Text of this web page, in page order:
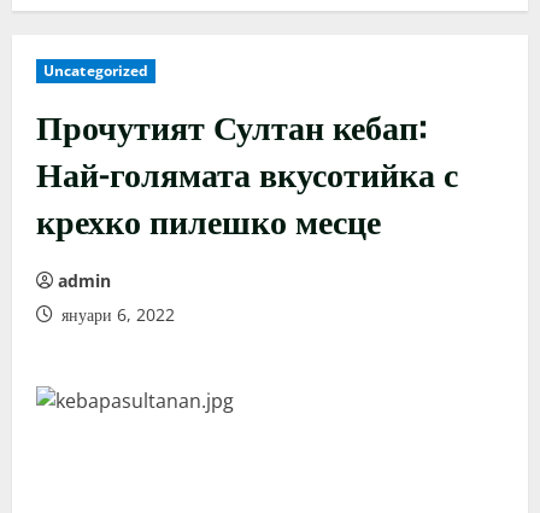
Uncategorized
Прочутият Султан кебап:
Най-голямата вкусотийка с
крехко пилешко месце
admin
януари 6, 2022